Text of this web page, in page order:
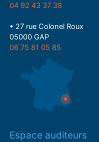
04 92 43 37 38
• 27 rue Colonel Roux
05000 GAP
06 75 81 05 85
Espace auditeurs